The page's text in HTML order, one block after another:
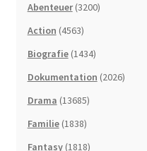
Abenteuer (3200)
Action (4563)
Biografie (1434)
Dokumentation (2026)
Drama (13685)
Familie (1838)
Fantasy (1818)